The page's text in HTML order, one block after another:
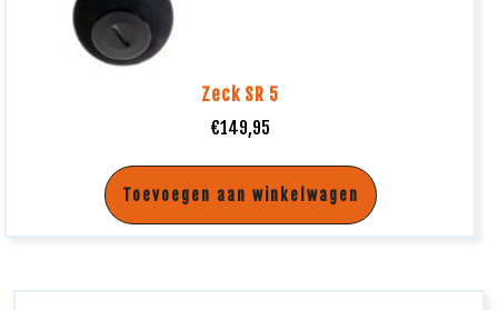
Zeck SR 5
€149,95
Toevoegen aan winkelwagen